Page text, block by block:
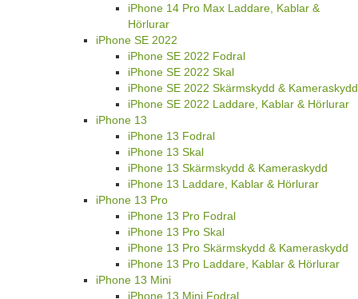
iPhone 14 Pro Max Laddare, Kablar &
Hörlurar
iPhone SE 2022
iPhone SE 2022 Fodral
iPhone SE 2022 Skal
iPhone SE 2022 Skärmskydd & Kameraskydd
iPhone SE 2022 Laddare, Kablar & Hörlurar
iPhone 13
iPhone 13 Fodral
iPhone 13 Skal
iPhone 13 Skärmskydd & Kameraskydd
iPhone 13 Laddare, Kablar & Hörlurar
iPhone 13 Pro
iPhone 13 Pro Fodral
iPhone 13 Pro Skal
iPhone 13 Pro Skärmskydd & Kameraskydd
iPhone 13 Pro Laddare, Kablar & Hörlurar
iPhone 13 Mini
iPhone 13 Mini Fodral